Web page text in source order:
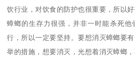
饮行业，对饮食的防护也很重要，所以好
蟑螂的生存力很强，并非一时能杀死他
行，所以一定要坚持。要想消灭蟑螂要
举的措施，想要消灭，光想着消灭蟑螂